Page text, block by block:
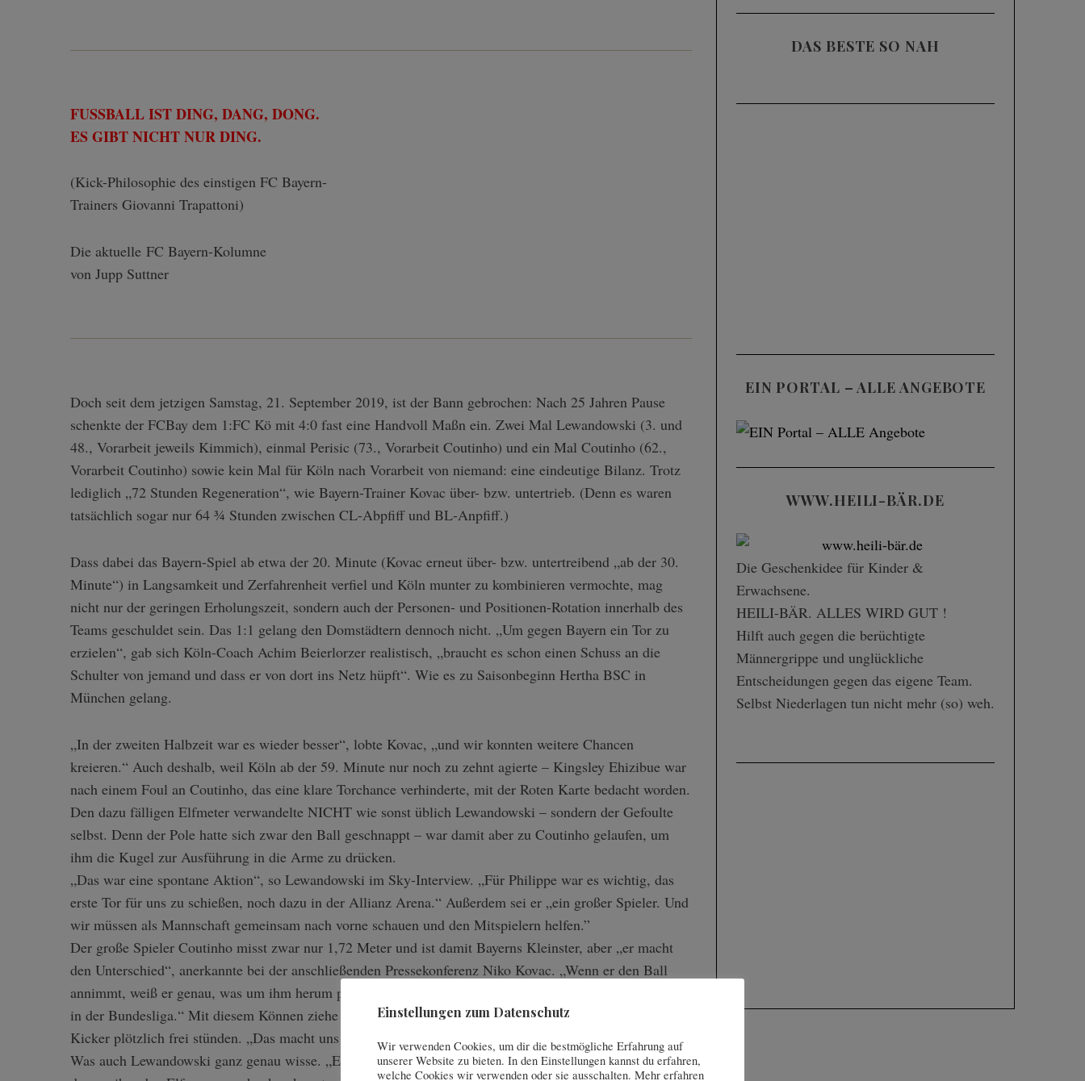
FUSSBALL IST DING, DANG, DONG.
ES GIBT NICHT NUR DING.
(Kick-Philosophie des einstigen FC Bayern-
Trainers Giovanni Trapattoni)
Die aktuelle FC Bayern-Kolumne
von Jupp Suttner
Doch seit dem jetzigen Samstag, 21. September 2019, ist der Bann gebrochen: Nach 25 Jahren Pause
schenkte der FCBay dem 1:FC Kö mit 4:0 fast eine Handvoll Maßn ein. Zwei Mal Lewandowski (3. und
48., Vorarbeit jeweils Kimmich), einmal Perisic (73., Vorarbeit Coutinho) und ein Mal Coutinho (62.,
Vorarbeit Coutinho) sowie kein Mal für Köln nach Vorarbeit von niemand: eine eindeutige Bilanz. Trotz
lediglich „72 Stunden Regeneration“, wie Bayern-Trainer Kovac über- bzw. untertrieb. (Denn es waren
tatsächlich sogar nur 64 ¾ Stunden zwischen CL-Abpfiff und BL-Anpfiff.)
Dass dabei das Bayern-Spiel ab etwa der 20. Minute (Kovac erneut über- bzw. untertreibend „ab der 30.
Minute“) in Langsamkeit und Zerfahrenheit verfiel und Köln munter zu kombinieren vermochte, mag
nicht nur der geringen Erholungszeit, sondern auch der Personen- und Positionen-Rotation innerhalb des
Teams geschuldet sein. Das 1:1 gelang den Domstädtern dennoch nicht. „Um gegen Bayern ein Tor zu
erzielen“, gab sich Köln-Coach Achim Beierlorzer realistisch, „braucht es schon einen Schuss an die
Schulter von jemand und dass er von dort ins Netz hüpft“. Wie es zu Saisonbeginn Hertha BSC in
München gelang.
„In der zweiten Halbzeit war es wieder besser“, lobte Kovac, „und wir konnten weitere Chancen
kreieren.“ Auch deshalb, weil Köln ab der 59. Minute nur noch zu zehnt agierte – Kingsley Ehizibue war
nach einem Foul an Coutinho, das eine klare Torchance verhinderte, mit der Roten Karte bedacht worden.
Den dazu fälligen Elfmeter verwandelte NICHT wie sonst üblich Lewandowski – sondern der Gefoulte
selbst. Denn der Pole hatte sich zwar den Ball geschnappt – war damit aber zu Coutinho gelaufen, um
ihm die Kugel zur Ausführung in die Arme zu drücken.
„Das war eine spontane Aktion“, so Lewandowski im Sky-Interview. „Für Philippe war es wichtig, das
erste Tor für uns zu schießen, noch dazu in der Allianz Arena.“ Außerdem sei er „ein großer Spieler. Und
wir müssen als Mannschaft gemeinsam nach vorne schauen und den Mitspielern helfen.”
Der große Spieler Coutinho misst zwar nur 1,72 Meter und ist damit Bayerns Kleinster, aber „er macht
den Unterschied“, anerkannte bei der anschließenden Pressekonferenz Niko Kovac. „Wenn er den Ball
annimmt, weiß er genau, was um ihm herum passiert. Er hat ein Ball- und Raumgefühl wie kein Zweiter
in der Bundesliga.“ Mit diesem Können ziehe er gegnerische Spieler an – wodurch wiederum Bayern-
Kicker plötzlich frei stünden. „Das macht uns gefährlicher.“
Was auch Lewandowski ganz genau wisse. „Er wird von Philippe noch so oft in Szene gesetzt werden,
DAS BESTE SO NAH
EIN PORTAL – ALLE ANGEBOTE
WWW.HEILI-BÄR.DE
Die Geschenk­idee für Kinder &
Erwachsene.
HEILI-BÄR. ALLES WIRD GUT !
Hilft auch gegen die berüchtigte
Männergrippe und unglückliche
Entscheidungen gegen das eigene Team.
Selbst Niederlagen tun nicht mehr (so) weh.
e
a
r
h
f
o
r
:
Einstellungen zum Datenschutz
Wir verwenden Cookies, um dir die bestmögliche Erfahrung auf
unserer Website zu bieten. In den Einstellungen kannst du erfahren,
welche Cookies wir verwenden oder sie ausschalten. Mehr erfahren